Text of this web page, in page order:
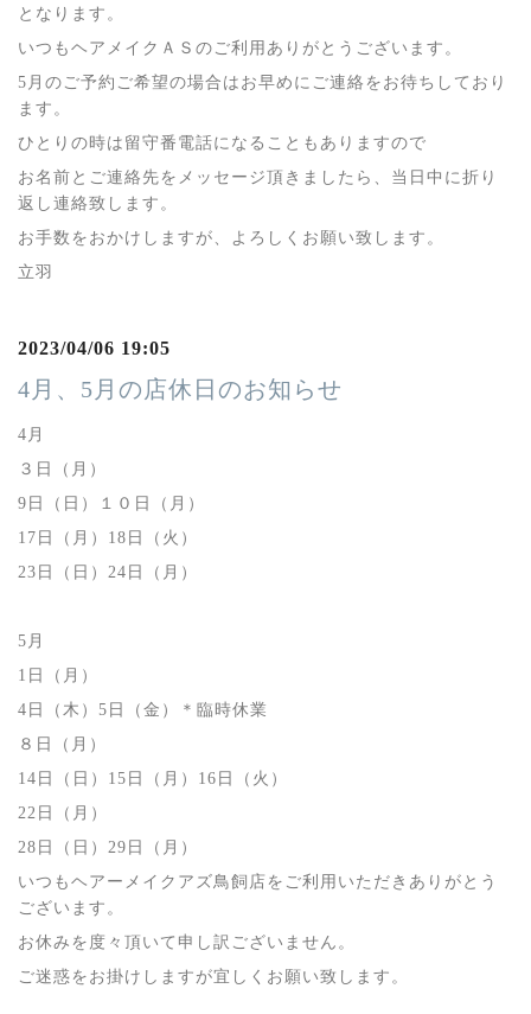
となります。
いつもヘアメイクＡＳのご利用ありがとうございます。
5月のご予約ご希望の場合はお早めにご連絡をお待ちしており
ます。
ひとりの時は留守番電話になることもありますので
お名前とご連絡先をメッセージ頂きましたら、当日中に折り
返し連絡致します。
お手数をおかけしますが、よろしくお願い致します。
立羽
2023/04/06 19:05
4月、5月の店休日のお知らせ
4月
３日（月）
9日（日）１０日（月）
17日（月）18日（火）
23日（日）24日（月）
5月
1日（月）
4日（木）5日（金）＊臨時休業
８日（月）
14日（日）15日（月）16日（火）
22日（月）
28日（日）29日（月）
いつもヘアーメイクアズ鳥飼店をご利用いただきありがとう
ございます。
お休みを度々頂いて申し訳ございません。
ご迷惑をお掛けしますが宜しくお願い致します。